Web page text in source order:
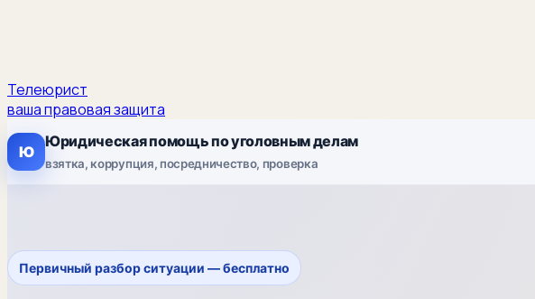
Телеюрист
ваша правовая защита
Ю
Юридическая помощь по уголовным делам
взятка, коррупция, посредничество, проверка
Первичный разбор ситуации — бесплатно